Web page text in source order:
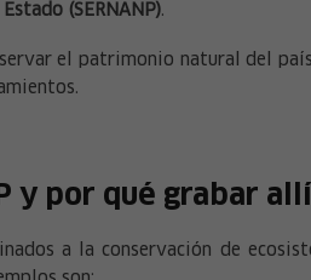
(SERNANP).
el patrimonio natural del
y por qué grabar
a la conservación de